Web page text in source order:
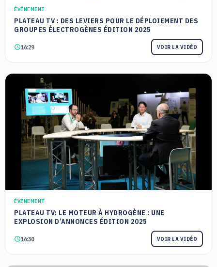
ÉVÉNEMENT
PLATEAU TV : DES LEVIERS POUR LE DÉPLOIEMENT DES
GROUPES ÉLECTROGÈNES ÉDITION 2025
16:29 VOIR LA VIDÉO
ÉVÉNEMENT
PLATEAU TV: LE MOTEUR À HYDROGÈNE : UNE
EXPLOSION D’ANNONCES ÉDITION 2025
16:30 VOIR LA VIDÉO